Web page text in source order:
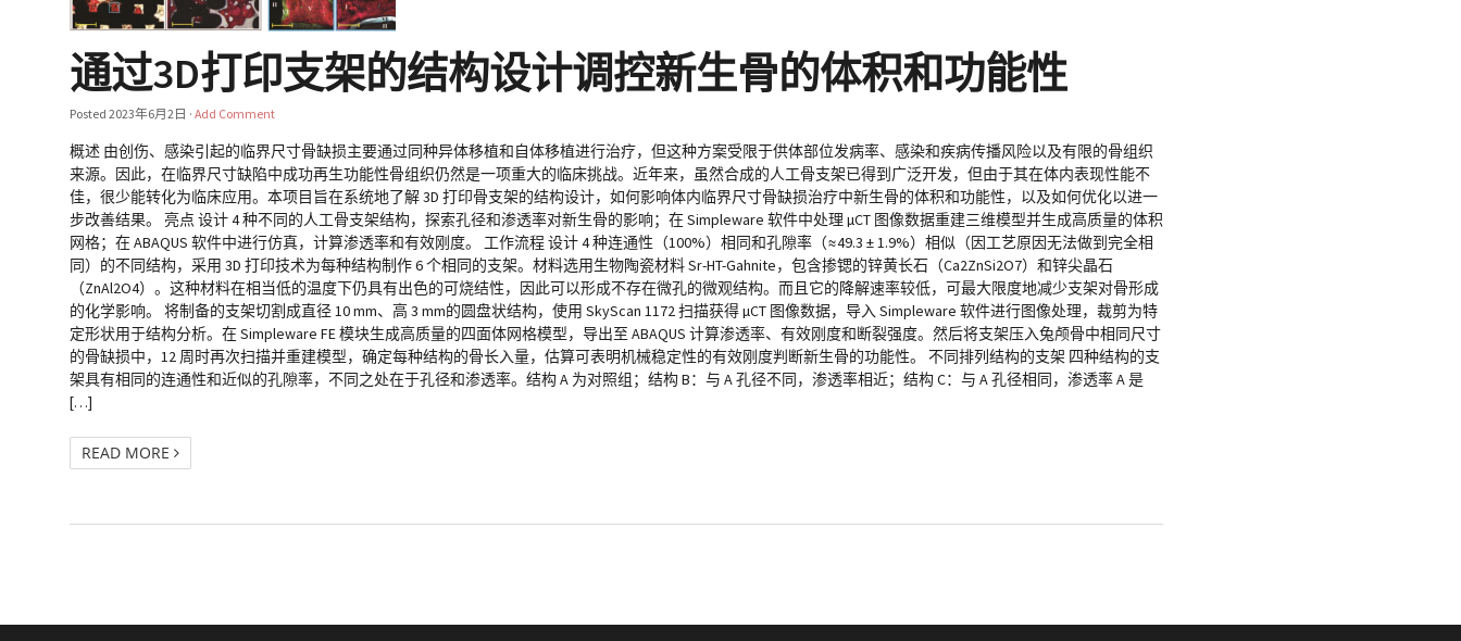
通过3D打印支架的结构设计调控新生骨的体积和功能性
Posted2023年6月2日 ·Add Comment
概述 由创伤、感染引起的临界尺寸骨缺损主要通过同种异体移植和自体移植进行治疗，但这种方案受限于供体部位发病率、感染和疾病传播风险以及有限的骨组织
来源。因此，在临界尺寸缺陷中成功再生功能性骨组织仍然是一项重大的临床挑战。近年来，虽然合成的人工骨支架已得到广泛开发，但由于其在体内表现性能不
佳，很少能转化为临床应用。本项目旨在系统地了解 3D 打印骨支架的结构设计，如何影响体内临界尺寸骨缺损治疗中新生骨的体积和功能性，以及如何优化以进一
步改善结果。 亮点 设计 4 种不同的人工骨支架结构，探索孔径和渗透率对新生骨的影响；在 Simpleware 软件中处理 µCT 图像数据重建三维模型并生成高质量的体积
网格；在 ABAQUS 软件中进行仿真，计算渗透率和有效刚度。 工作流程 设计 4 种连通性（100%）相同和孔隙率（≈49.3 ± 1.9%）相似（因工艺原因无法做到完全相
同）的不同结构，采用 3D 打印技术为每种结构制作 6 个相同的支架。材料选用生物陶瓷材料 Sr-HT-Gahnite，包含掺锶的锌黄长石（Ca2ZnSi2O7）和锌尖晶石
（ZnAl2O4）。这种材料在相当低的温度下仍具有出色的可烧结性，因此可以形成不存在微孔的微观结构。而且它的降解速率较低，可最大限度地减少支架对骨形成
的化学影响。 将制备的支架切割成直径 10 mm、高 3 mm的圆盘状结构，使用 SkyScan 1172 扫描获得 µCT 图像数据，导入 Simpleware 软件进行图像处理，裁剪为特
定形状用于结构分析。在 Simpleware FE 模块生成高质量的四面体网格模型，导出至 ABAQUS 计算渗透率、有效刚度和断裂强度。然后将支架压入兔颅骨中相同尺寸
的骨缺损中，12 周时再次扫描并重建模型，确定每种结构的骨长入量，估算可表明机械稳定性的有效刚度判断新生骨的功能性。 不同排列结构的支架 四种结构的支
架具有相同的连通性和近似的孔隙率，不同之处在于孔径和渗透率。结构 A 为对照组；结构 B：与 A 孔径不同，渗透率相近；结构 C：与 A 孔径相同，渗透率 A 是
[…]
READ MORE